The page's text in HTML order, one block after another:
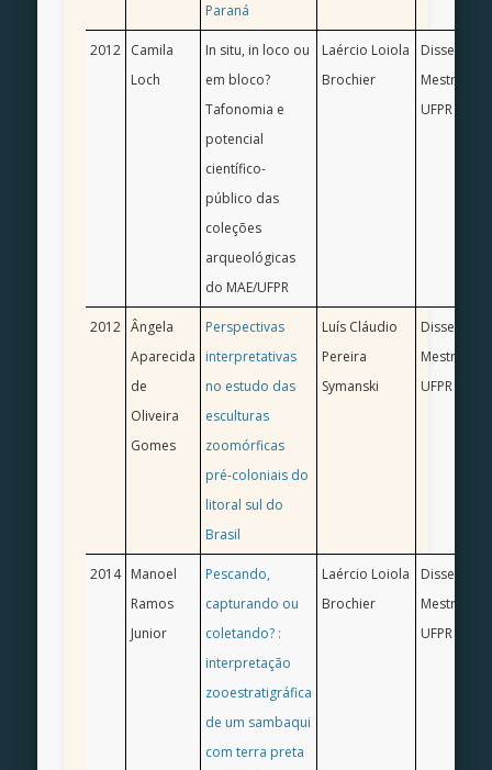
Paraná
2012 Camila
Loch
In situ, in loco ou
em bloco?
Tafonomia e
potencial
científico-
público das
coleções
arqueológicas
do MAE/UFPR
Laércio Loiola
Brochier
Mestrado/
UFPR
2012 Ângela
Aparecida
de
Oliveira
Gomes
Perspectivas
interpretativas
no estudo das
esculturas
zoomórficas
pré-coloniais do
litoral sul do
Brasil
Luís Cláudio
Pereira
Symanski
Mestrado/
UFPR
2014 Manoel
Ramos
Junior
Pescando,
capturando ou
coletando? :
interpretação
zooestratigráfica
de um sambaqui
com terra preta
Laércio Loiola
Brochier
Mestrado/
UFPR